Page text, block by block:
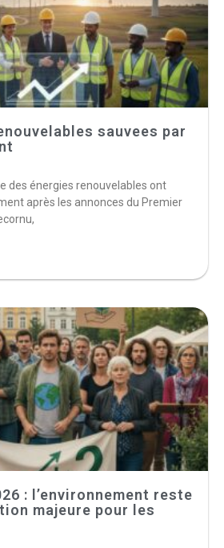
sauvees par
des énergies renouvelables ont
après les annonces du Premier
: l’environnement reste
majeure pour les